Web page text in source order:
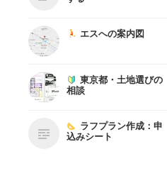
エスへの案内図
東京都・土地選びの
相談
ラフプラン作成：申
込みシート